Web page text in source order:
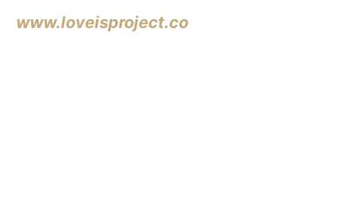
www.loveisproject.co